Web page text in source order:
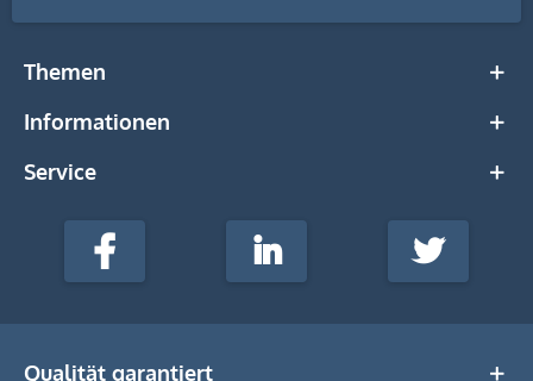
Themen
Informationen
Service
stempel-
Media
Facebook LinkedIn Twitter
Qualität garantiert